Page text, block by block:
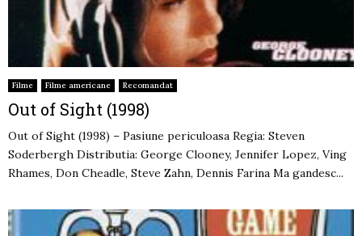
Filme Filme americane Recomandat
Out of Sight (1998)
Out of Sight (1998) – Pasiune periculoasa Regia: Steven
Soderbergh Distributia: George Clooney, Jennifer Lopez, Ving
Rhames, Don Cheadle, Steve Zahn, Dennis Farina Ma gandesc...